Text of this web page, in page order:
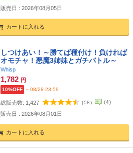
販売日 : 2026年08月05日
カートに入れる
しつけあい！～勝てば種付け！負ければ
オモチャ！悪魔3姉妹とガチバトル～
Whisp
1,782 円
10%OFF ～08/28 23:59
総販売数: 1,427 (58) (4)
販売日 : 2026年08月01日
カートに入れる